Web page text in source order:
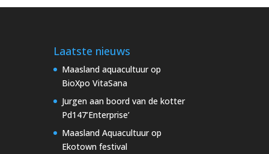
Laatste nieuws
Maasland aquacultuur op
BioXpo VitaSana
Jurgen aan boord van de kotter
Pd147’Enterprise’
Maasland Aquacultuur op
Ekotown festival